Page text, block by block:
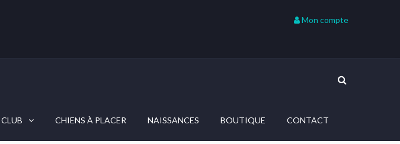
Mon compte
CLUB CHIENS À PLACER NAISSANCES BOUTIQUE CONTACT